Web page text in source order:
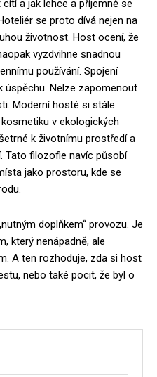
a jak lehce a příjemně se
se proto dívá nejen na
životnost. Host ocení, že
vyzdvihne snadnou
používání. Spojení
úspěchu. Nelze zapomenout
Moderní hosté si stále
v ekologických
k životnímu prostředí a
Tato filozofie navíc působí
jako prostoru, kde se
doplňkem“ provozu. Je
který nenápadně, ale
A ten rozhoduje, zda si host
nebo také pocit, že byl o